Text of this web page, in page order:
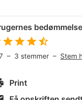
– 3 stemmer – Stem
Print